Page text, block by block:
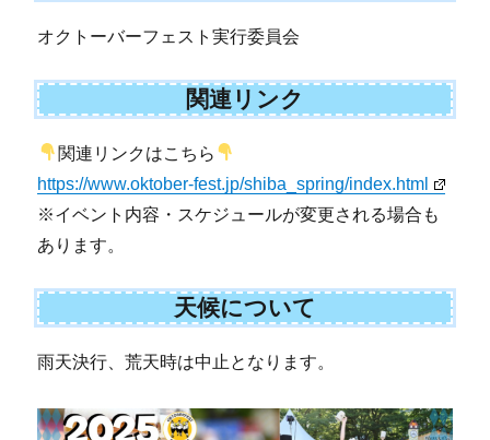
オクトーバーフェスト実行委員会
関連リンク
関連リンクはこちら
https://www.oktober-fest.jp/shiba_spring/index.html
※イベント内容・スケジュールが変更される場合も
あります。
天候について
雨天決行、荒天時は中止となります。